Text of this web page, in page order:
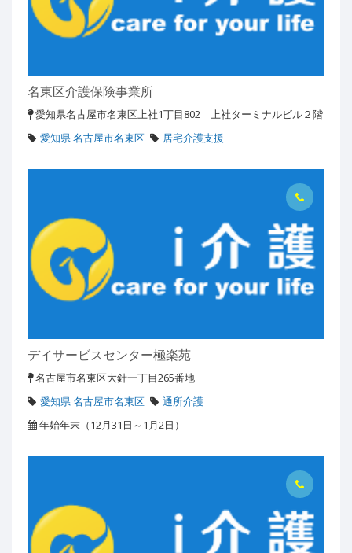
名東区介護保険事業所
愛知県名古屋市名東区上社1丁目802 上社ターミナルビル２階
愛知県 名古屋市名東区
居宅介護支援
デイサービスセンター極楽苑
名古屋市名東区大針一丁目265番地
愛知県 名古屋市名東区
通所介護
年始年末（12月31日～1月2日）